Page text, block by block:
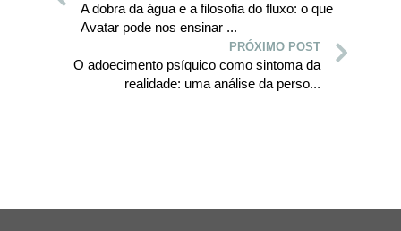
A dobra da água e a filosofia do fluxo: o que
Avatar pode nos ensinar ...
PRÓXIMO POST
O adoecimento psíquico como sintoma da
realidade: uma análise da perso...